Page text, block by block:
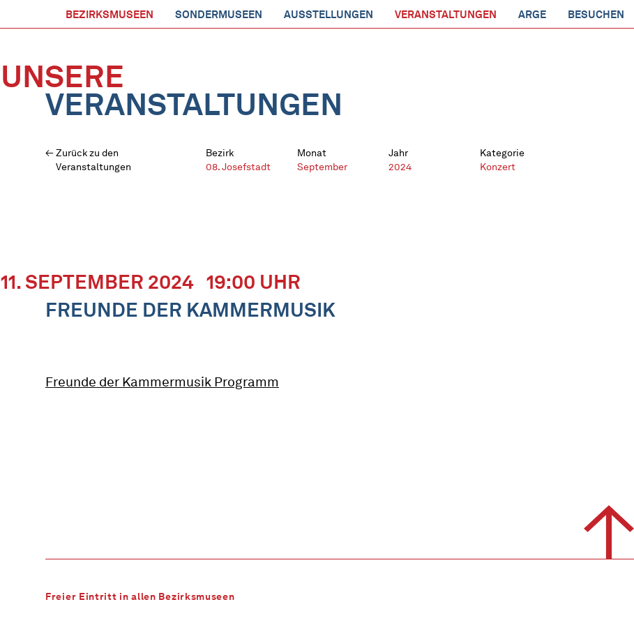
BEZIRKSMUSEEN SONDERMUSEEN AUSSTELLUNGEN VERANSTALTUNGEN ARGE BESUCHEN
UNSERE
VERANSTALTUNGEN
Zurück zu den
Veranstaltungen
Bezirk
08. Josefstadt
Monat
September
Jahr
2024
Kategorie
Konzert
11. SEPTEMBER 2024 19:00 UHR
FREUNDE DER KAMMERMUSIK
Freunde der Kammermusik Programm
Freier Eintritt in allen Bezirksmuseen